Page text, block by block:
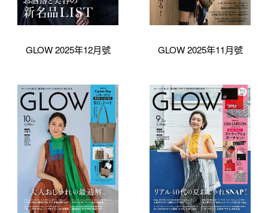
GLOW 2025年12月號 GLOW 2025年11月號